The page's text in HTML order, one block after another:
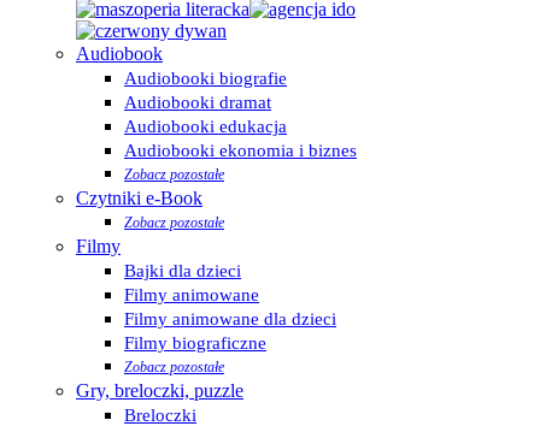
Audiobook
Audiobooki biografie
Audiobooki dramat
Audiobooki edukacja
Audiobooki ekonomia i biznes
Zobacz pozostałe
Czytniki e-Book
Zobacz pozostałe
Filmy
Bajki dla dzieci
Filmy animowane
Filmy animowane dla dzieci
Filmy biograficzne
Zobacz pozostałe
Gry, breloczki, puzzle
Breloczki